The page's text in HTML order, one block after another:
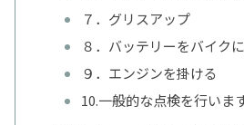
７．グリスアップ
８．バッテリーをバイク
９．エンジンを掛ける
10.一般的な点検を行います